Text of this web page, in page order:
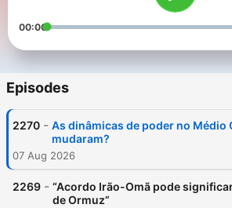
00:00
Episodes
2270 - As dinâmicas de poder no Médio
mudaram?
07 Aug 2026
2269 - “Acordo Irão-Omã pode
de Ormuz”